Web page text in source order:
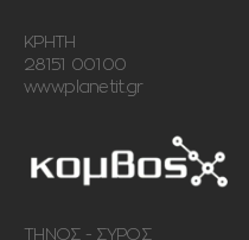
ΚΡΗΤΗ
28151 00100
www.planetit.gr
ΤΗΝΟΣ - ΣΥΡΟΣ